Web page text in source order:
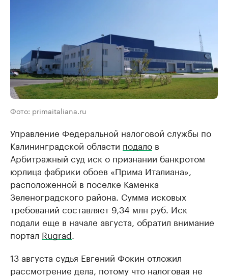
Фото: primaitaliana.ru
Управление Федеральной налоговой службы по
Калининградской области подало в
Арбитражный суд иск о признании банкротом
юрлица фабрики обоев «Прима Италиана»,
расположенной в поселке Каменка
Зеленоградского района. Сумма исковых
требований составляет 9,34 млн руб. Иск
подали еще в начале августа, обратил внимание
портал Rugrad
13 августа судья Евгений Фокин отложил
рассмотрение дела, потому что налоговая не